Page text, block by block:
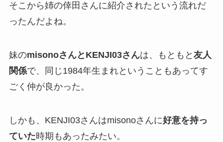
そこから姉の倖田さんに紹介されたという流れだ
ったんだよね。
妹のmisonoさんとKENJI03さんは、もともと 友人
関係で、同じ1984年生まれということもあってす
ごく仲が良かった。
しかも、KENJI03さんはmisonoさんに好意を持っ
ていた時期もあったみたい。